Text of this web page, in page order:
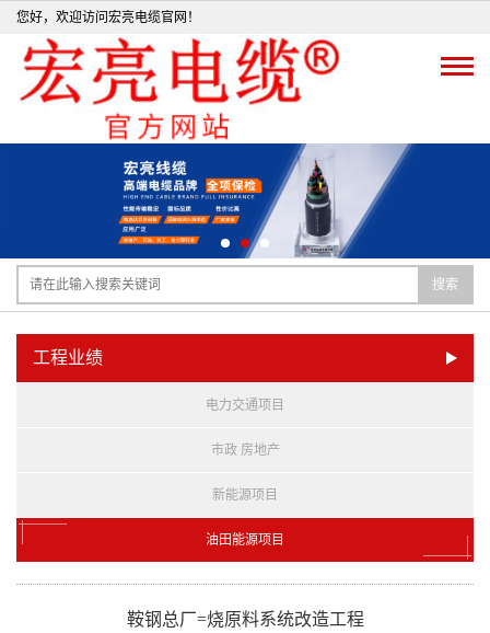
您好，欢迎访问宏亮电缆官网！
搜索
工程业绩
电力交通项目
市政 房地产
新能源项目
油田能源项目
鞍钢总厂=烧原料系统改造工程